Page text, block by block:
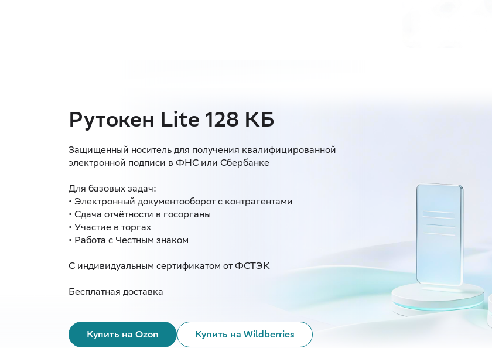
Рутокен Lite 128 КБ
Защищенный носитель для получения квалифицированной
электронной подписи в ФНС или Сбербанке
Для базовых задач:
• Электронный документооборот с контрагентами
• Сдача отчётности в госорганы
• Участие в торгах
• Работа c Честным знаком
С индивидуальным сертификатом от ФСТЭК
Бесплатная доставка
Купить на Ozon Купить на Wildberries